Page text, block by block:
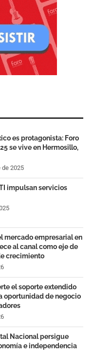
es protagonista: Foro
se vive en Hermosillo,
de 2025
impulsan servicios
mercado empresarial en
al canal como eje de
crecimiento
el soporte extendido
oportunidad de negocio
Nacional persigue
e independencia